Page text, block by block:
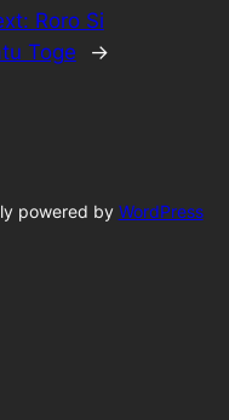
Roro Si
Toge
→
powered by WordPress